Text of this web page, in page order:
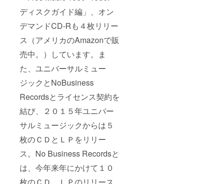
ディスクガイド編」、オン
デマンドCD-Rも４枚リリー
ス（アメリカのAmazonで販
売中。）しています。ま
た、ユニバーサルミュー
ジックとNoBusiness
Recordsとライセンス契約を
結び、２０１５年ユニバー
サルミュージックからは５
枚のＣＤとＬＰをリリー
ス。No Business Recordsと
は、今年来年にかけて１０
枚のＣＤ，ＬＰのリリース